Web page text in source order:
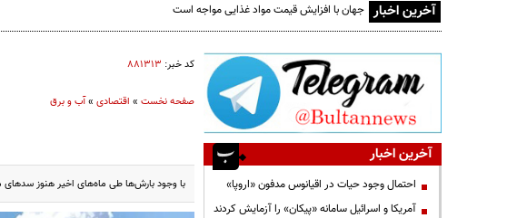
آخرین اخبار
کد خبر: ۸۸۱۳۱۳
صفحه نخست» اقتصادی»آب و برق
با وجود بارش‌ها طی ماه‌های اخیر هنوز سدهای مهم و بزرگ کشور با عقب‌ماندگی ۱۳
آخرین اخبار
احتمال وجود حیات در اقیانوس مدفون «اروپا»
آمریکا و اسرائیل سامانه «پیکان» را آزمایش کردند